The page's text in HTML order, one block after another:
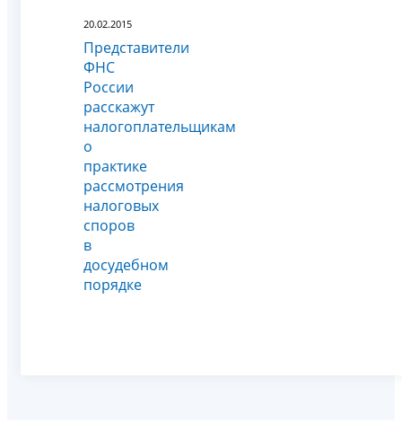
20.02.2015
Представители
ФНС
России
расскажут
налогоплательщикам
о
практике
рассмотрения
налоговых
споров
в
досудебном
порядке